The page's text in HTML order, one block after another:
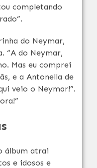
completando
do Neymar,
“A do Neymar,
Mas eu comprei
e a Antonella de
veio o Neymar!”.
álbum atrai
e idosos e